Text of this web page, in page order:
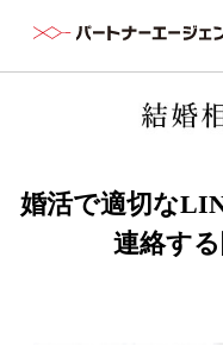
婚活で適切な
連絡す